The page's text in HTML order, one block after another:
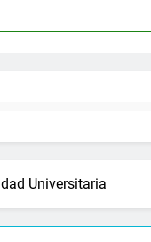
El
Universitaria